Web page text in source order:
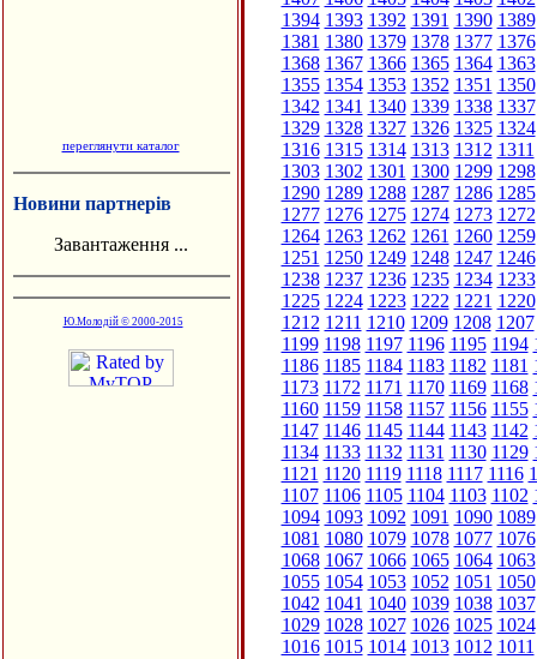
переглянути каталог
Новини партнерів
Завантаження ...
Ю.Молодій © 2000-2015
1394 1393 1392 1391 1390 1389
1381 1380 1379 1378 1377 1376
1368 1367 1366 1365 1364 1363
1355 1354 1353 1352 1351 1350
1342 1341 1340 1339 1338 1337
1329 1328 1327 1326 1325 1324
1316 1315 1314 1313 1312 1311
1303 1302 1301 1300 1299 1298
1290 1289 1288 1287 1286 1285
1277 1276 1275 1274 1273 1272
1264 1263 1262 1261 1260 1259
1251 1250 1249 1248 1247 1246
1238 1237 1236 1235 1234 1233
1225 1224 1223 1222 1221 1220
1212 1211 1210 1209 1208 1207
1199 1198 1197 1196 1195 1194
1186 1185 1184 1183 1182 1181
1173 1172 1171 1170 1169 1168
1160 1159 1158 1157 1156 1155
1147 1146 1145 1144 1143 1142
1134 1133 1132 1131 1130 1129
1121 1120 1119 1118 1117 1116
1107 1106 1105 1104 1103 1102
1094 1093 1092 1091 1090 1089
1081 1080 1079 1078 1077 1076
1068 1067 1066 1065 1064 1063
1055 1054 1053 1052 1051 1050
1042 1041 1040 1039 1038 1037
1029 1028 1027 1026 1025 1024
1016 1015 1014 1013 1012 1011